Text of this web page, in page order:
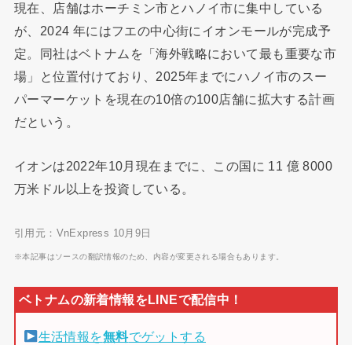
現在、店舗はホーチミン市とハノイ市に集中している
が、2024 年にはフエの中心街にイオンモールが完成予
定。同社はベトナムを「海外戦略において最も重要な市
場」と位置付けており、2025年までにハノイ市のスー
パーマーケットを現在の10倍の100店舗に拡大する計画
だという。
イオンは2022年10月現在までに、この国に 11 億 8000
万米ドル以上を投資している。
引用元：VnExpress 10月9日
※本記事はソースの翻訳情報のため、内容が変更される場合もあります。
生活情報を無料でゲットする